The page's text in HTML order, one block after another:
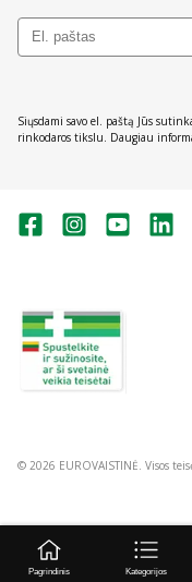
Siųsdami savo el. paštą Jūs
rinkodaros tikslu. Daugiau
© 2026 EUROVAISTINĖ. Visos
Pagrindinis Kategorijos